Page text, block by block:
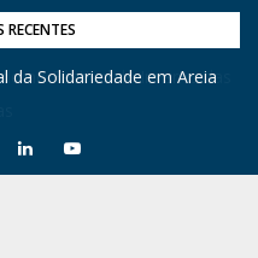
da Solidariedade em Areia